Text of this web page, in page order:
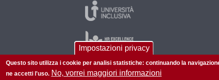
Impostazioni privacy
Questo sito utilizza i cookie per analisi statistiche: continuando la
ne accetti l'uso. No, vorrei maggiori informazioni